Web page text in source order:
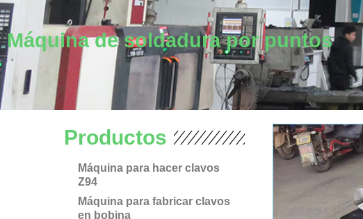
Máquina de soldadura por puntos
Productos
Máquina para hacer clavos
Z94
Máquina para fabricar clavos
en bobina